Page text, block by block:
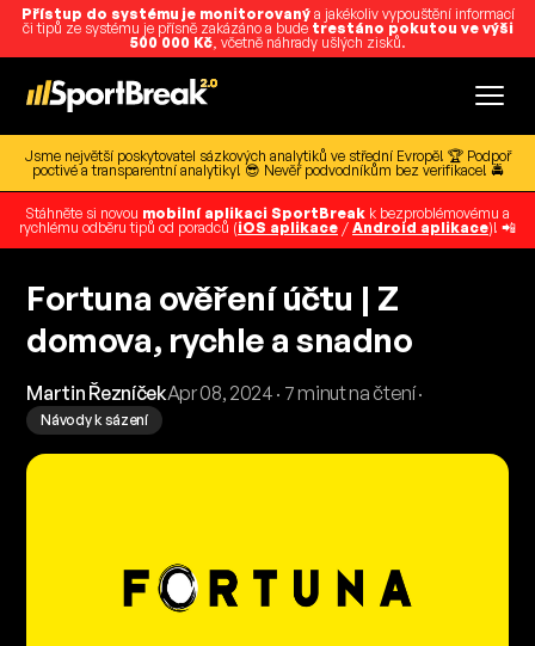
Přístup do systému je monitorovanýa jakékoliv vypouštění informací
či tipů ze systému je přísně zakázáno a bude trestáno pokutou ve výši
500 000 Kč, včetně náhrady ušlých zisků.
Jsme největší poskytovatel sázkových analytiků ve střední Evropě! 🏆 Podpoř
poctivé a transparentní analytiky! 😎 Nevěř podvodníkům bez verifikace! 🚔
Stáhněte si novou mobilní aplikaci SportBreak k bezproblémovému a
rychlému odběru tipů od poradců (iOS aplikace / Android aplikace)! 📲
Fortuna ověření účtu | Z
domova, rychle a snadno
Martin ŘezníčekApr 08, 2024 · 7 minut na čtení ·
Návody k sázení